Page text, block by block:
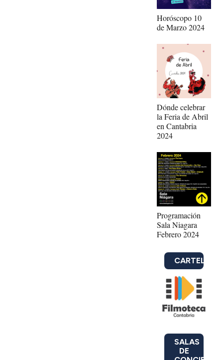
Horóscopo 10
de Marzo 2024
Dónde celebrar
la Feria de Abril
en Cantabria
2024
Programación
Sala Niagara
Febrero 2024
SALAS
DE